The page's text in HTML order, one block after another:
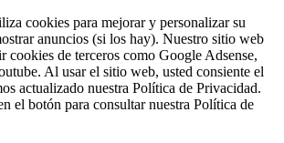
cookies para mejorar y personalizar su
anuncios (si los hay). Nuestro sitio web
cookies de terceros como Google Adsense,
Al usar el sitio web, usted consiente el
actualizado nuestra Política de Privacidad.
el botón para consultar nuestra Política de